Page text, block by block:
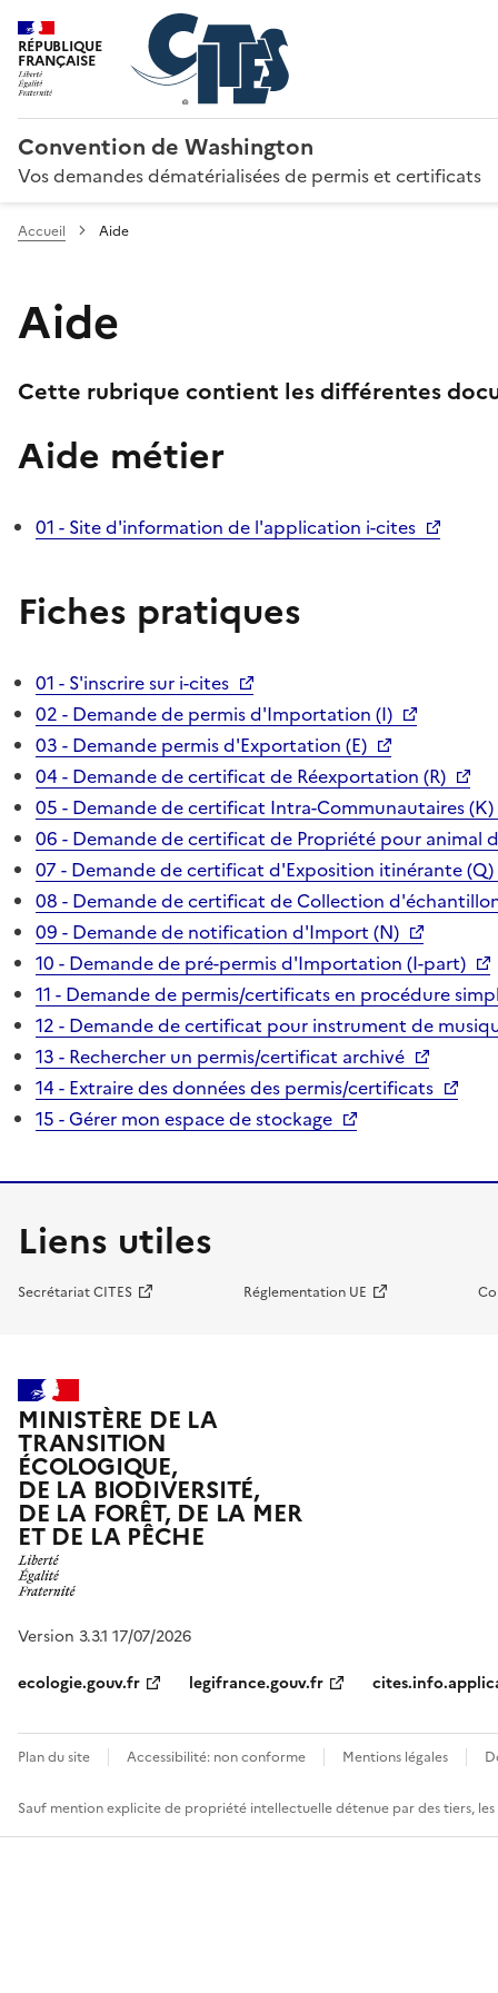
RÉPUBLIQUE
FRANÇAISE
Convention de Washington
Vos demandes dématérialisées de permis et certificats
Accueil Aide
Aide
Cette rubrique contient les différentes
Aide métier
01 - Site d'information de l'application i-cites
Fiches pratiques
01 - S'inscrire sur i-cites
02 - Demande de permis d'Importation (I)
03 - Demande permis d'Exportation (E)
04 - Demande de certificat de Réexportation (R)
05 - Demande de certificat Intra-Communautaires (K)
06 - Demande de certificat de Propriété pour animal
07 - Demande de certificat d'Exposition itinérante (Q)
08 - Demande de certificat de Collection
09 - Demande de notification d'Import (N)
10 - Demande de pré-permis d'Importation (I-part)
11 - Demande de permis/certificats en procédure
12 - Demande de certificat pour instrument de
13 - Rechercher un permis/certificat archivé
14 - Extraire des données des permis/certificats
15 - Gérer mon espace de stockage
Liens utiles
Secrétariat CITES Réglementation UE
MINISTÈRE DE LA
TRANSITION
ÉCOLOGIQUE,
DE LA BIODIVERSITÉ,
DE LA FORÊT, DE LA MER
ET DE LA PÊCHE
Version 3.3.1 17/07/2026
ecologie.gouv.fr
legifrance.gouv.fr
Plan du site Accessibilité: non conforme Mentions légales
Sauf mention explicite de propriété intellectuelle détenue par des tiers,